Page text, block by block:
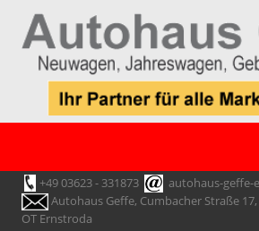
+49 03623 - 331873
autohaus-geffe-
Autohaus Geffe, Cumbacher Straße
OT Ernstroda